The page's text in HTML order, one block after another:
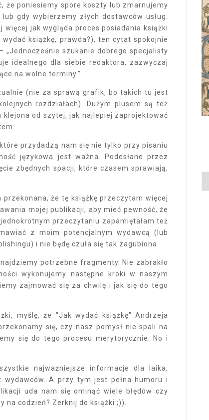
że poniesiemy spore koszty lub zmarnujemy
gdy wybierzemy złych dostawców usług.
jak wygląda proces posiadania książki
książkę, prawda?), ten cytat spokojnie
szukanie dobrego specjalisty
idealnego dla siebie redaktora, zazwyczaj
na wolne terminy.”
(nie za sprawą grafik, bo takich tu jest
rozdziałach). Dużym plusem są też
klejona od szytej, jak najlepiej zaprojektować
przydadzą nam się nie tylko przy pisaniu
językowa jest ważna. Podesłane przez
zbędnych spacji, które czasem sprawiają,
że tę książkę przeczytam więcej
mojej publikacji, aby mieć pewność, że
przeczytaniu zapamiętałam też
z moim potencjalnym wydawcą (lub
i nie będę czuła się tak zagubiona.
potrzebne fragmenty. Nie zabrakło
wykonujemy następne kroki w naszym
zajmować się za chwilę i jak się do tego
myślę, że "Jak wydać książkę" Andrzeja
się, czy nasz pomysł nie spali na
się do tego procesu merytorycznie. No i
najważniejsze informacje dla laika,
A przy tym jest pełna humoru i
uda nam się ominąć wiele błędów czy
na codzień? Zerknij do książki ;)).